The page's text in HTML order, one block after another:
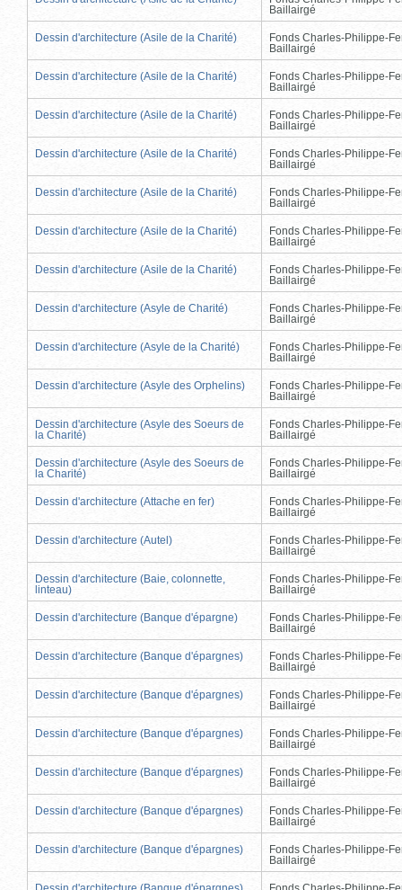
Baillairgé
Dessin d'architecture (Asile de la Charité)
Fonds Charles-Philippe-
Baillairgé
Dessin d'architecture (Asile de la Charité)
Fonds Charles-Philippe-
Baillairgé
Dessin d'architecture (Asile de la Charité)
Fonds Charles-Philippe-
Baillairgé
Dessin d'architecture (Asile de la Charité)
Fonds Charles-Philippe-
Baillairgé
Dessin d'architecture (Asile de la Charité)
Fonds Charles-Philippe-
Baillairgé
Dessin d'architecture (Asile de la Charité)
Fonds Charles-Philippe-
Baillairgé
Dessin d'architecture (Asile de la Charité)
Fonds Charles-Philippe-
Baillairgé
Dessin d'architecture (Asyle de Charité)
Fonds Charles-Philippe-
Baillairgé
Dessin d'architecture (Asyle de la Charité)
Fonds Charles-Philippe-
Baillairgé
Dessin d'architecture (Asyle des Orphelins)
Fonds Charles-Philippe-
Baillairgé
Dessin d'architecture (Asyle des Soeurs de
la Charité)
Fonds Charles-Philippe-
Baillairgé
Dessin d'architecture (Asyle des Soeurs de
la Charité)
Fonds Charles-Philippe-
Baillairgé
Dessin d'architecture (Attache en fer)
Fonds Charles-Philippe-
Baillairgé
Dessin d'architecture (Autel)
Fonds Charles-Philippe-
Baillairgé
Dessin d'architecture (Baie, colonnette,
linteau)
Fonds Charles-Philippe-
Baillairgé
Dessin d'architecture (Banque d'épargne)
Fonds Charles-Philippe-
Baillairgé
Dessin d'architecture (Banque d'épargnes)
Fonds Charles-Philippe-
Baillairgé
Dessin d'architecture (Banque d'épargnes)
Fonds Charles-Philippe-
Baillairgé
Dessin d'architecture (Banque d'épargnes)
Fonds Charles-Philippe-
Baillairgé
Dessin d'architecture (Banque d'épargnes)
Fonds Charles-Philippe-
Baillairgé
Dessin d'architecture (Banque d'épargnes)
Fonds Charles-Philippe-
Baillairgé
Dessin d'architecture (Banque d'épargnes)
Fonds Charles-Philippe-
Baillairgé